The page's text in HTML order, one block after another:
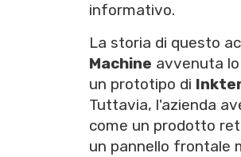
informativo.
La storia di questo
Machine avvenuta
un prototipo di
Tuttavia, l'azienda
come un prodotto
un pannello frontale